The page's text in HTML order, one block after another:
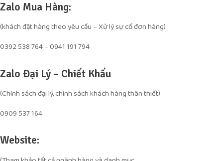
Zalo Mua Hàng:
(khách đặt hàng theo yêu cầu – Xử lý sự cố đơn hàng)
0392 538 764 – 0941 191 794
Zalo Đại Lý – Chiết Khấu
(Chính sách đại lý, chính sách khách hàng thân thiết)
0909 537 164
Website: